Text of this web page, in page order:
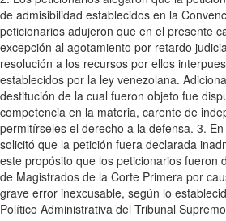
de admisibilidad establecidos en la
peticionarios adujeron que en el presente
excepción al agotamiento por retardo
resolución a los recursos por ellos
establecidos por la ley venezolana.
destitución de la cual fueron objeto fue
competencia en la materia, carente de
permitírseles el derecho a la defensa. 3.
solicitó que la petición fuera declarada
este propósito que los peticionarios fueron
de Magistrados de la Corte Primera por
grave error inexcusable, según lo
Político Administrativa del Tribunal